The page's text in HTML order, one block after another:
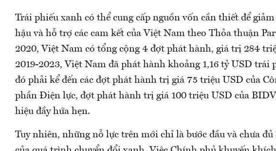
Trái phiếu xanh có thể cung cấp nguồn vốn cần thiết để
hậu và hỗ trợ các cam kết của Việt Nam theo Thỏa thuận
2020, Việt Nam có tổng cộng 4 đợt phát hành, giá trị 284
2019-2023, Việt Nam đã phát hành khoảng 1,16 tỷ USD trái
đó phải kể đến các đợt phát hành trị giá 75 triệu USD của
phần Điện lực, đợt phát hành trị giá 100 triệu USD của
hiệu đầy hứa hẹn.
Tuy nhiên, những nỗ lực trên mới chỉ là bước đầu và chưa đủ